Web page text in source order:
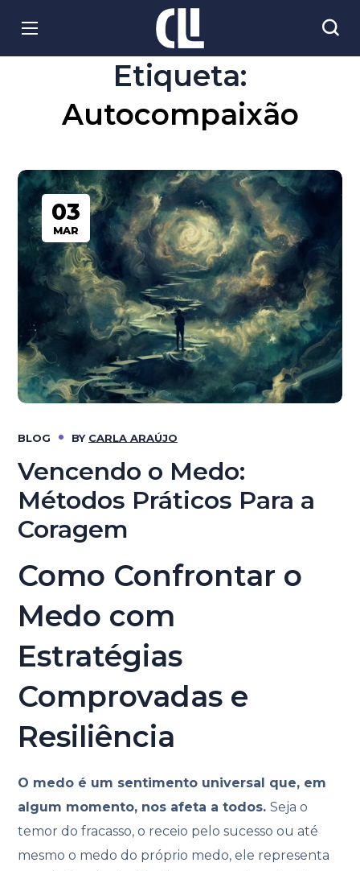
Etiqueta:
Autocompaixão
03
MAR
BLOG BY CARLA ARAÚJO
Vencendo o Medo:
Métodos Práticos Para a
Coragem
Como Confrontar o
Medo com
Estratégias
Comprovadas e
Resiliência
O medo é um sentimento universal que, em
algum momento, nos afeta a todos.Seja o
temor do fracasso, o receio pelo sucesso ou até
mesmo o medo do próprio medo, ele representa